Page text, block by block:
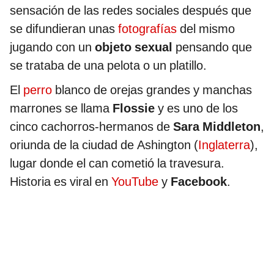
sensación de las redes sociales después que
se difundieran unas fotografías del mismo
jugando con un objeto sexual pensando que
se trataba de una pelota o un platillo.
El perro blanco de orejas grandes y manchas
marrones se llama Flossie y es uno de los
cinco cachorros-hermanos de Sara Middleton,
oriunda de la ciudad de Ashington (Inglaterra),
lugar donde el can cometió la travesura.
Historia es viral en YouTube y Facebook.